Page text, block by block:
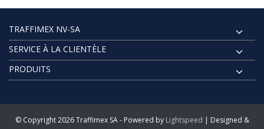
TRAFFIMEX NV-SA
SERVICE À LA CLIENTÈLE
PRODUITS
© Copyright 2026 Traffimex SA - Powered by Lightspeed | Designed &